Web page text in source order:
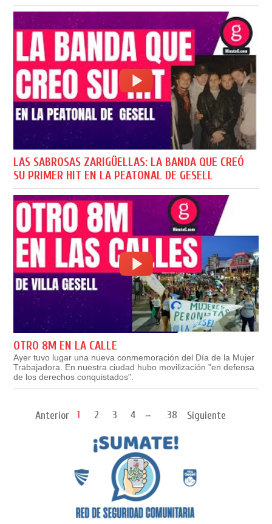
LAS SABROSAS ZARIGÜELLAS: LA BANDA QUE CREÓ
SU PRIMER HIT EN LA PEATONAL DE GESELL
OTRO 8M EN LA CALLE
Ayer tuvo lugar una nueva conmemoración del Día de la Mujer
Trabajadora. En nuestra ciudad hubo movilización "en defensa
de los derechos conquistados".
Anterior 1 2 3 4 ... 38 Siguiente